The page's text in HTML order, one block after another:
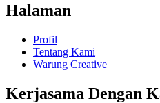
Halaman
Profil
Tentang Kami
Warung Creative
Kerjasama Dengan